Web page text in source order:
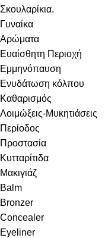
Σκουλαρίκια.
Γυναίκα
Αρώματα
Ευαίσθητη Περιοχή
Εμμηνόπαυση
Ενυδάτωση κόλπου
Καθαρισμός
Λοιμώξεις-Μυκητιάσεις
Περίοδος
Προστασία
Κυτταρίτιδα
Μακιγιάζ
Balm
Bronzer
Concealer
Eyeliner